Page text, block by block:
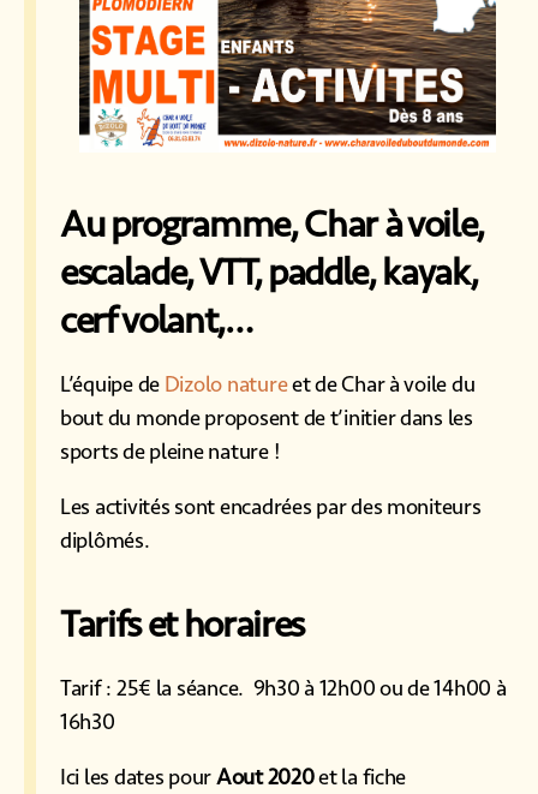
Au programme, Char à voile,
escalade, VTT, paddle, kayak,
cerf volant,…
L’équipe de Dizolo natureet de Char à voile du
bout du monde proposent de t’initier dans les
sports de pleine nature !
Les activités sont encadrées par des moniteurs
diplômés.
Tarifs et horaires
Tarif : 25€ la séance. 9h30 à 12h00 ou de 14h00 à
16h30
Ici les dates pourAout 2020et la fiche